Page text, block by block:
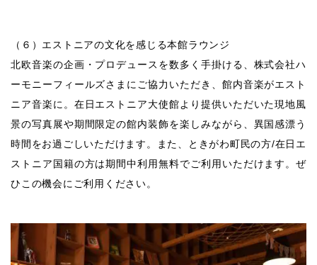
（６）エストニアの文化を感じる本館ラウンジ
北欧音楽の企画・プロデュースを数多く手掛ける、株式会社ハ
ーモニーフィールズさまにご協力いただき、館内音楽がエスト
ニア音楽に。在日エストニア大使館より提供いただいた現地風
景の写真展や期間限定の館内装飾を楽しみながら、異国感漂う
時間をお過ごしいただけます。また、ときがわ町民の方/在日エ
ストニア国籍の方は期間中利用無料でご利用いただけます。ぜ
ひこの機会にご利用ください。